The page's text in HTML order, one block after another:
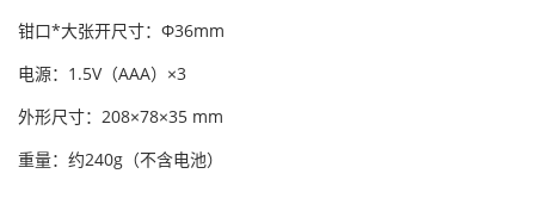
钳口*大张开尺寸：Φ36mm
电源：1.5V（AAA）×3
外形尺寸：208×78×35 mm
重量：约240g（不含电池）